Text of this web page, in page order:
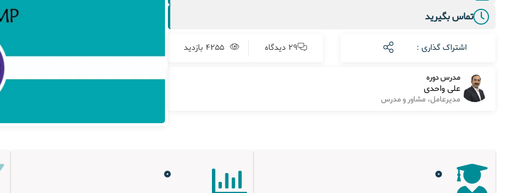
تماس بگیرید
اشتراک گذاری : 29 دیدگاه 4255 بازدید
مدرس دوره
علی واحدی
مدیرعامل، مشاور و مدرس
0
0